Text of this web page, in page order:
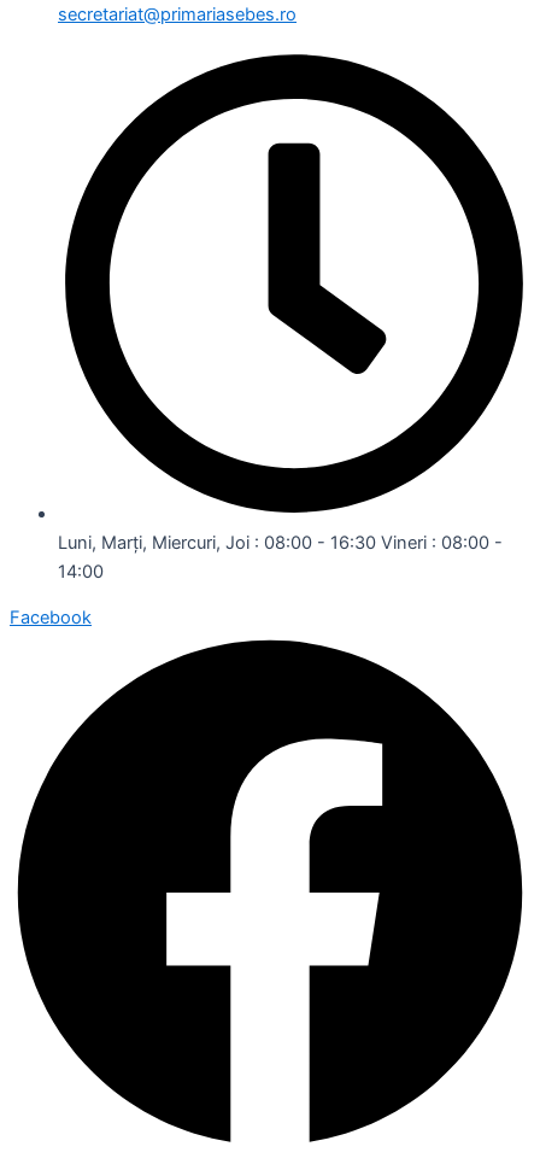
secretariat@primariasebes.ro
Luni, Marți, Miercuri, Joi : 08:00 - 16:30 Vineri : 08:00 -
14:00
Facebook